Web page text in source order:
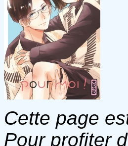
Cette page
Pour profiter